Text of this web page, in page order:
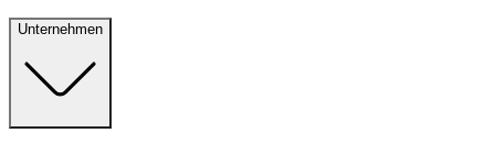
Unternehmen